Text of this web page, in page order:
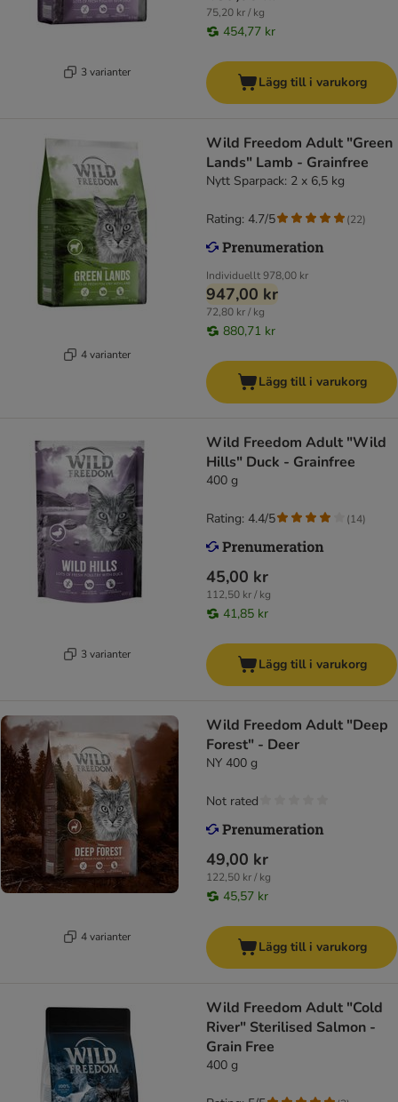
3 varianter
75,20 kr / kg
454,77 kr
Lägg till i varukorg
4 varianter
Wild Freedom Adult "Green
Lands" Lamb - Grainfree
Nytt Sparpack: 2 x 6,5 kg
Individuellt978,00 kr
947,00 kr
72,80 kr / kg
880,71 kr
Rating: 4.7/5 (22)
Lägg till i varukorg
3 varianter
Wild Freedom Adult "Wild
Hills" Duck - Grainfree
400 g
45,00 kr
112,50 kr / kg
41,85 kr
Rating: 4.4/5 (14)
Lägg till i varukorg
4 varianter
Wild Freedom Adult "Deep
Forest" - Deer
NY 400 g
49,00 kr
122,50 kr / kg
45,57 kr
Not rated
Lägg till i varukorg
Wild Freedom Adult "Cold
River" Sterilised Salmon -
Grain Free
400 g